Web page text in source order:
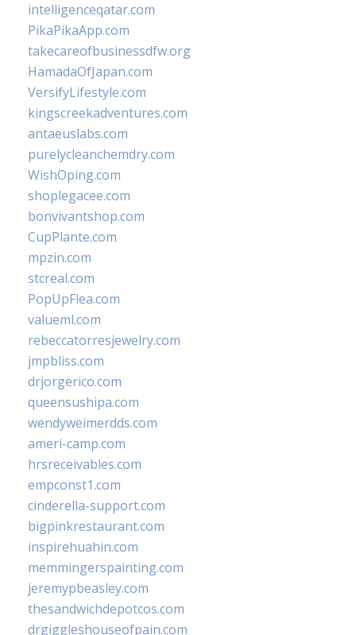
intelligenceqatar.com
PikaPikaApp.com
takecareofbusinessdfw.org
HamadaOfJapan.com
VersifyLifestyle.com
kingscreekadventures.com
antaeuslabs.com
purelycleanchemdry.com
WishOping.com
shoplegacee.com
bonvivantshop.com
CupPlante.com
mpzin.com
stcreal.com
PopUpFlea.com
valueml.com
rebeccatorresjewelry.com
jmpbliss.com
drjorgerico.com
queensushipa.com
wendyweimerdds.com
ameri-camp.com
hrsreceivables.com
empconst1.com
cinderella-support.com
bigpinkrestaurant.com
inspirehuahin.com
memmingerspainting.com
jeremypbeasley.com
thesandwichdepotcos.com
drgiggleshouseofpain.com